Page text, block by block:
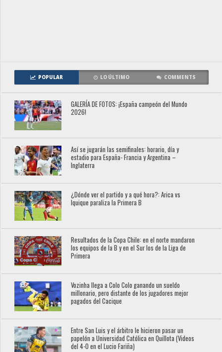
POPULAR LO ÚLTIMO COMMENTS
GALERÍA DE FOTOS: ¡España campeón del Mundo
2026!
Así se jugarán las semifinales: horario, día y
estadio para España- Francia y Argentina –
Inglaterra
¿Dónde ver el partido y a qué hora?: Arica vs
Iquique paraliza la Primera B
Resultados de la Copa Chile: en el norte mandaron
los equipos de la B y en el Sur los de la Liga de
Primera
Vozinha llega a Colo Colo ganando un sueldo
millonario, pero distante de los jugadores mejor
pagados del Cacique
Entre San Luis y el árbitro le hicieron pasar un
papelón a Universidad Católica en Quillota (Videos
del 4-0 en el Lucio Fariña)